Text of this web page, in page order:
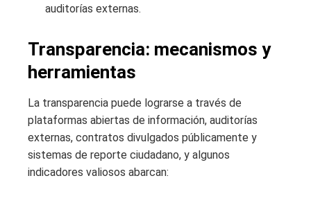
auditorías externas.
Transparencia: mecanismos y
herramientas
La transparencia puede lograrse a través de
plataformas abiertas de información, auditorías
externas, contratos divulgados públicamente y
sistemas de reporte ciudadano, y algunos
indicadores valiosos abarcan: